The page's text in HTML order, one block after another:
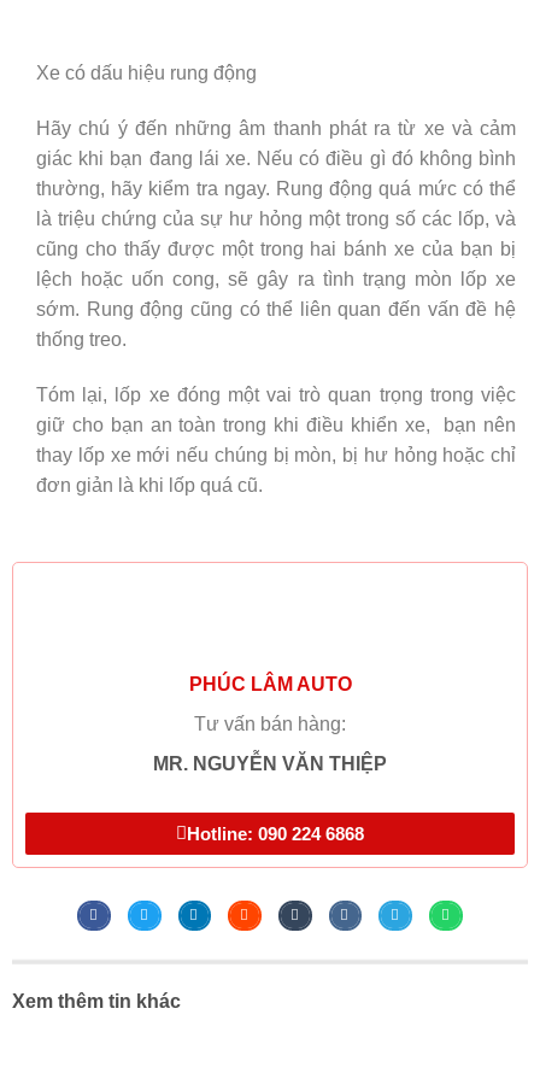
Xe có dấu hiệu rung động
Hãy chú ý đến những âm thanh phát ra từ xe và cảm
giác khi bạn đang lái xe. Nếu có điều gì đó không bình
thường, hãy kiểm tra ngay. Rung động quá mức có thể
là triệu chứng của sự hư hỏng một trong số các lốp, và
cũng cho thấy được một trong hai bánh xe của bạn bị
lệch hoặc uốn cong, sẽ gây ra tình trạng mòn lốp xe
sớm. Rung động cũng có thể liên quan đến vấn đề hệ
thống treo.
Tóm lại, lốp xe đóng một vai trò quan trọng trong việc
giữ cho bạn an toàn trong khi điều khiển xe, bạn nên
thay lốp xe mới nếu chúng bị mòn, bị hư hỏng hoặc chỉ
đơn giản là khi lốp quá cũ.
PHÚC LÂM AUTO
Tư vấn bán hàng:
MR. NGUYỄN VĂN THIỆP
Hotline: 090 224 6868
Xem thêm tin khác